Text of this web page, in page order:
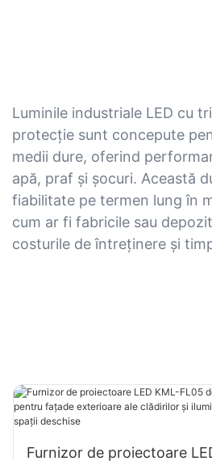
Luminile industriale LED cu
protecție sunt concepute
medii dure, oferind
apă, praf și șocuri. Această
fiabilitate pe termen lung în
cum ar fi fabricile sau
costurile de întreținere și
Furnizor de proiectoare